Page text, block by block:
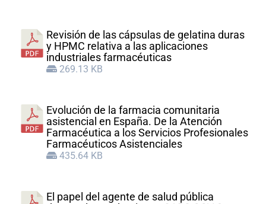
Revisión de las cápsulas de gelatina duras
y HPMC relativa a las aplicaciones
industriales farmacéuticas
269.13 KB
Evolución de la farmacia comunitaria
asistencial en España. De la Atención
Farmacéutica a los Servicios Profesionales
Farmacéuticos Asistenciales
435.64 KB
El papel del agente de salud pública